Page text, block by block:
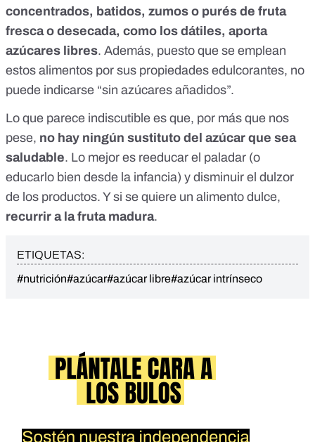
concentrados, batidos, zumos o purés de fruta
fresca o desecada, como los dátiles, aporta
azúcares libres. Además, puesto que se emplean
estos alimentos por sus propiedades edulcorantes, no
puede indicarse “sin azúcares añadidos”.
Lo que parece indiscutible es que, por más que nos
pese, no hay ningún sustituto del azúcar que sea
saludable. Lo mejor es reeducar el paladar (o
educarlo bien desde la infancia) y disminuir el dulzor
de los productos. Y si se quiere un alimento dulce,
recurrir a la fruta madura.
ETIQUETAS:
#nutrición#azúcar#azúcar libre#azúcar intrínseco